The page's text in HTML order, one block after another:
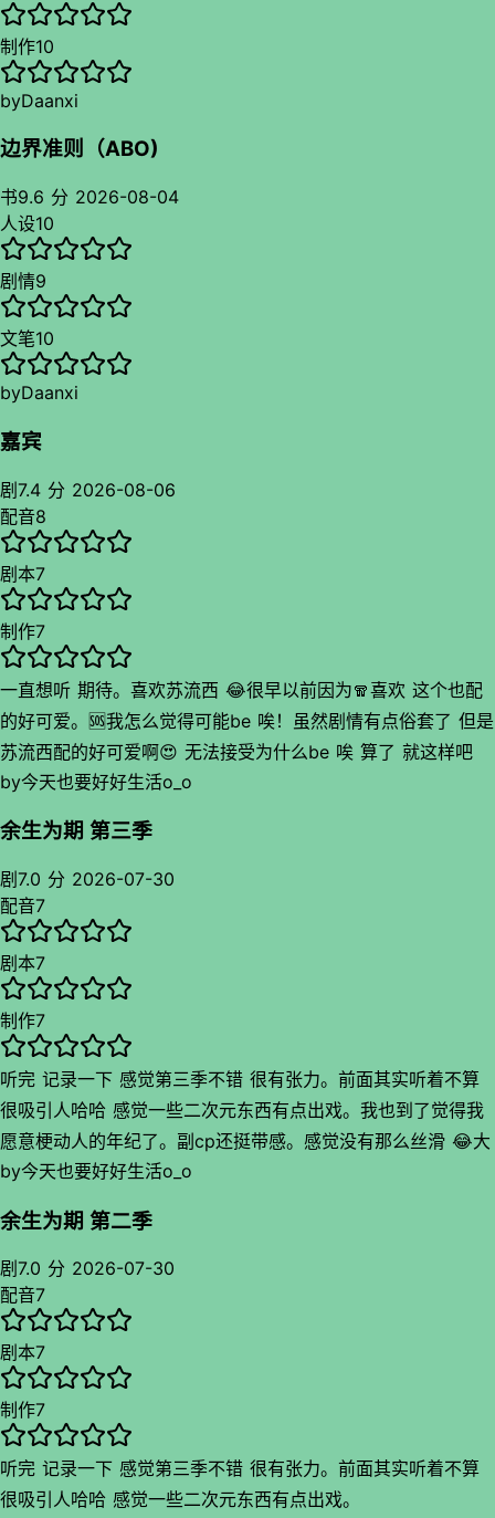
制作10
byDaanxi
边界准则（ABO)
书9.6 分 2026-08-04
人设10
剧情9
文笔10
byDaanxi
嘉宾
剧7.4 分 2026-08-06
配音8
剧本7
制作7
一直想听 期待。喜欢苏流西 😂很早以前因为🧣喜欢 这个也配
的好可爱。🆘我怎么觉得可能be 唉！虽然剧情有点俗套了 但是
苏流西配的好可爱啊😍 无法接受为什么be 唉 算了 就这样吧
也不可能不be 痛 苏流西配的好可爱喜欢
by今天也要好好生活o_o
余生为期 第三季
剧 7.0 分 2026-07-30
配音7
剧本7
制作7
听完 记录一下 感觉第三季不错 很有张力。前面其实听着不算
很吸引人哈哈 感觉一些二次元东西有点出戏。我也到了觉得我
愿意梗动人的年纪了。副cp还挺带感。感觉没有那么丝滑 😂大
体上是不错的 而且也比较有深度 不为了虐而虐 甚至可以说还
by今天也要好好生活o_o
余生为期 第二季
剧 7.0 分 2026-07-30
配音7
剧本7
制作7
听完 记录一下 感觉第三季不错 很有张力。前面其实听着不算
很吸引人哈哈 感觉一些二次元东西有点出戏。